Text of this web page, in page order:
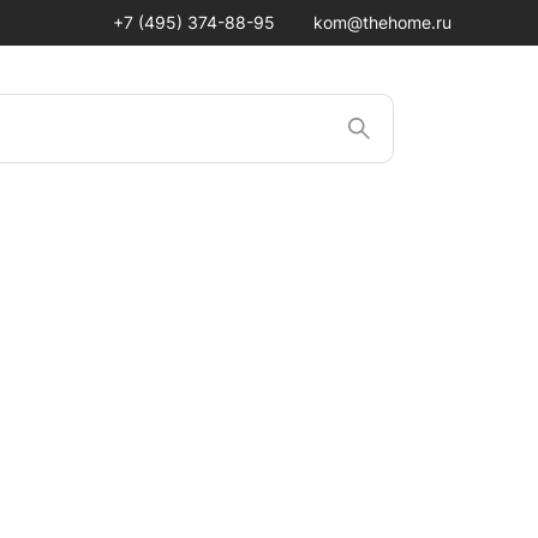
+7 (495) 374-88-95 kom@thehome.ru